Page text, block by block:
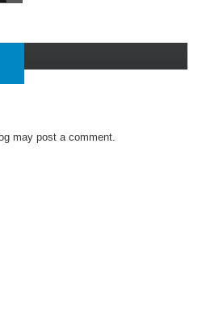
may post a comment.